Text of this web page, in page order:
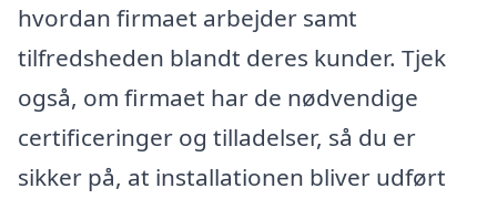
hvordan firmaet arbejder samt
tilfredsheden blandt deres kunder. Tjek
også, om firmaet har de nødvendige
certificeringer og tilladelser, så du er
sikker på, at installationen bliver udført